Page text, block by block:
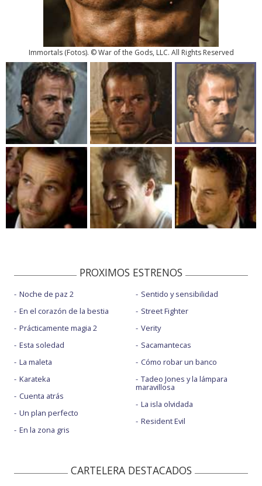
Immortals(Fotos). © War of the Gods, LLC. All Rights Reserved
PROXIMOS ESTRENOS
Noche de paz 2
En el corazón de la bestia
Prácticamente magia 2
Esta soledad
La maleta
Karateka
Cuenta atrás
Un plan perfecto
En la zona gris
Sentido y sensibilidad
Street Fighter
Verity
Sacamantecas
Cómo robar un banco
Tadeo Jones y la lámpara
maravillosa
La isla olvidada
Resident Evil
CARTELERA DESTACADOS